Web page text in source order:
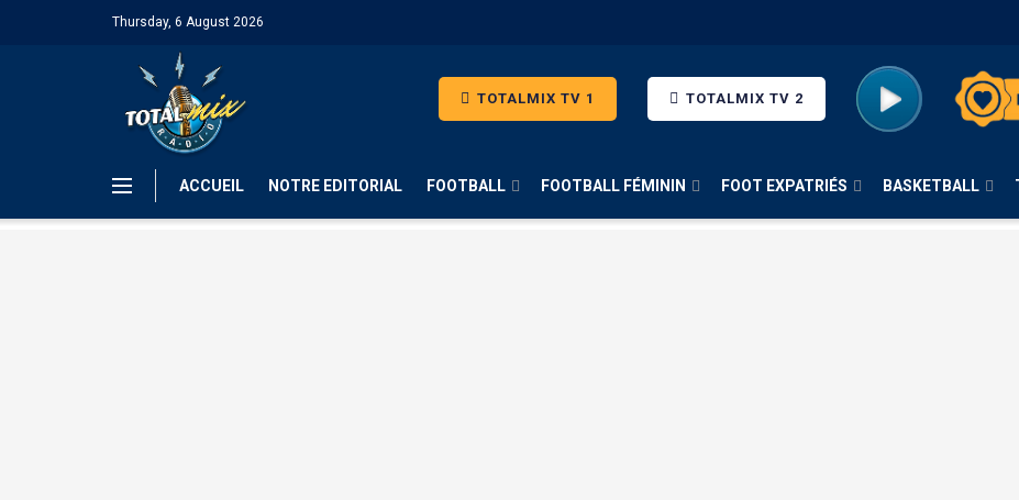
Thursday, 6 August 2026
TOTALMIX TV 1 TOTALMIX TV 2
ACCUEIL NOTRE EDITORIAL FOOTBALL FOOTBALL FÉMININ FOOT EXPATRIÉS BASKETBALL